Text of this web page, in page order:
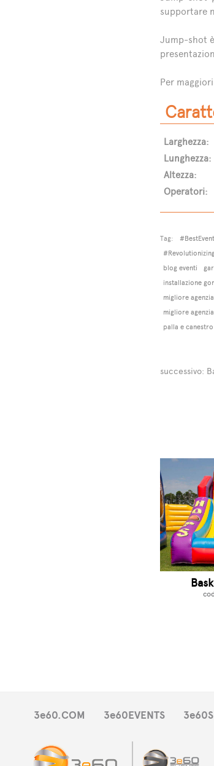
supportare
Jump-shot
Per
Larghezza:
Lunghezza:
Altezza:
Operatori:
Tag:
blog eventi
installazione
migliore
migliore
palla e
successivo:
3e60.COM 3e60EVENTS